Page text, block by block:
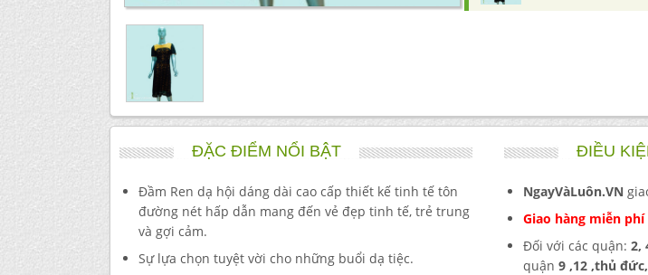
ĐẶC ĐIỂM NỔI BẬT
Đầm Ren dạ hội dáng dài cao cấp thiết kế tinh tế tôn
đường nét hấp dẫn mang đến vẻ đẹp tinh tế, trẻ trung
và gợi cảm.
Sự lựa chọn tuyệt vời cho những buổi dạ tiệc.
ĐIỀU
NgayVàLuôn.VN
Giao hàng miễn phí
Đối với các quận: 2,
quận 9 ,12 ,thủ